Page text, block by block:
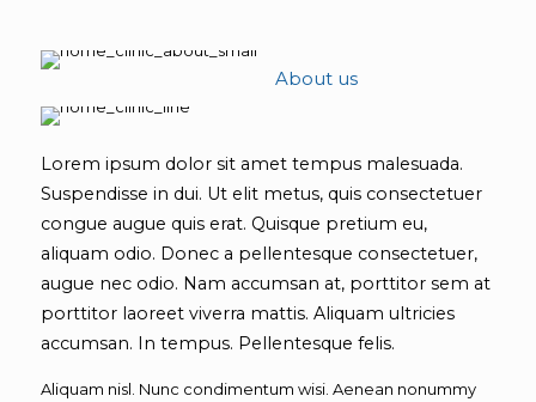
About us
Lorem ipsum dolor sit amet tempus malesuada.
Suspendisse in dui. Ut elit metus, quis consectetuer
congue augue quis erat. Quisque pretium eu,
aliquam odio. Donec a pellentesque consectetuer,
augue nec odio. Nam accumsan at, porttitor sem at
porttitor laoreet viverra mattis. Aliquam ultricies
accumsan. In tempus. Pellentesque felis.
Aliquam nisl. Nunc condimentum wisi. Aenean nonummy